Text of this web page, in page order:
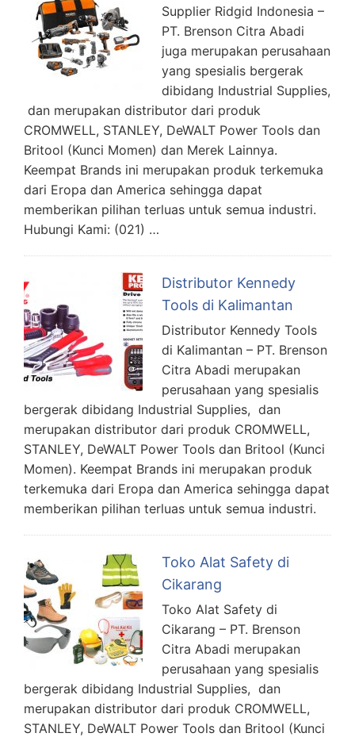
Supplier Ridgid Indonesia –
PT. Brenson Citra Abadi
juga merupakan perusahaan
yang spesialis bergerak
dibidang Industrial Supplies,
dan merupakan distributor dari produk
CROMWELL, STANLEY, DeWALT Power Tools dan
Britool (Kunci Momen) dan Merek Lainnya.
Keempat Brands ini merupakan produk terkemuka
dari Eropa dan America sehingga dapat
memberikan pilihan terluas untuk semua industri.
Hubungi Kami: (021) …
Distributor Kennedy
Tools di Kalimantan
Distributor Kennedy Tools
di Kalimantan – PT. Brenson
Citra Abadi merupakan
perusahaan yang spesialis
bergerak dibidang Industrial Supplies, dan
merupakan distributor dari produk CROMWELL,
STANLEY, DeWALT Power Tools dan Britool (Kunci
Momen). Keempat Brands ini merupakan produk
terkemuka dari Eropa dan America sehingga dapat
memberikan pilihan terluas untuk semua industri.
Toko Alat Safety di
Cikarang
Toko Alat Safety di
Cikarang – PT. Brenson
Citra Abadi merupakan
perusahaan yang spesialis
bergerak dibidang Industrial Supplies, dan
merupakan distributor dari produk CROMWELL,
STANLEY, DeWALT Power Tools dan Britool (Kunci